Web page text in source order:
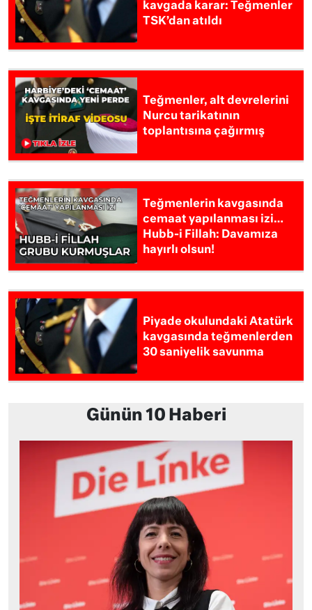
kavgada karar: Teğmenler
TSK’dan atıldı
Teğmenler, alt devrelerini
Nurcu tarikatının
toplantısına çağırmış
Teğmenlerin kavgasında
cemaat yapılanması izi…
Hubb-i Fillah: Davamıza
hayırlı olsun!
Piyade okulundaki Atatürk
kavgasında teğmenlerden
30 saniyelik savunma
Günün 10 Haberi